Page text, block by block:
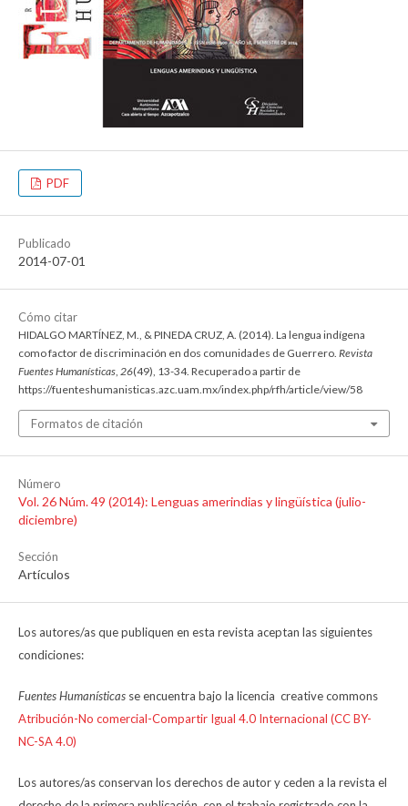
PDF
Publicado
2014-07-01
Cómo citar
HIDALGO MARTÍNEZ, M., & PINEDA CRUZ, A. (2014). La lengua indígena
como factor de discriminación en dos comunidades de Guerrero. Revista
Fuentes Humanísticas, 26(49), 13-34. Recuperado a partir de
https://fuenteshumanisticas.azc.uam.mx/index.php/rfh/article/view/58
Formatos de citación
Número
Vol. 26 Núm. 49 (2014): Lenguas amerindias y lingüística (julio-
diciembre)
Sección
Artículos
Los autores/as que publiquen en esta revista aceptan las siguientes
condiciones:
Fuentes Humanísticas se encuentra bajo la licencia creative commons
Atribución-No comercial-Compartir Igual 4.0 Internacional (CC BY-
NC-SA 4.0)
Los autores/as conservan los derechos de autor y ceden a la revista el